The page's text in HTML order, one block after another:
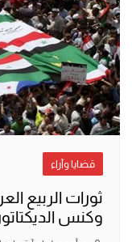
قضايا وآراء
ثورات الربيع
وكنس